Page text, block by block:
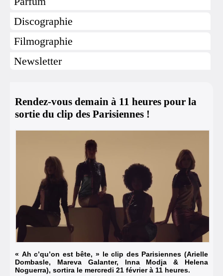
Discographie
Filmographie
Newsletter
Rendez-vous demain à 11 heures pour la
sortie du clip des Parisiennes !
« Ah c’qu’on est bête, » le clip des Parisiennes (Arielle
Dombasle, Mareva Galanter, Inna Modja & Helena
Noguerra), sortira le mercredi 21 février à 11 heures.